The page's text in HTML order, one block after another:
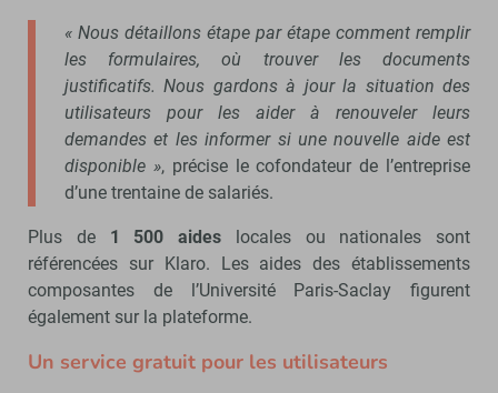
« Nous détaillons étape par étape comment remplir
les formulaires, où trouver les documents
justificatifs. Nous gardons à jour la situation des
utilisateurs pour les aider à renouveler leurs
demandes et les informer si une nouvelle aide est
disponible », précise le cofondateur de l’entreprise
d’une trentaine de salariés.
Plus de 1 500 aides locales ou nationales sont
référencées sur Klaro. Les aides des établissements
composantes de l’Université Paris-Saclay figurent
également sur la plateforme.
Un service gratuit pour les utilisateurs